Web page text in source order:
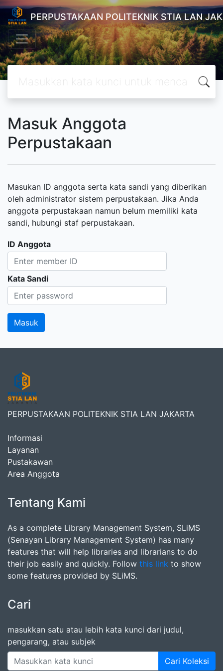
PERPUSTAKAAN POLITEKNIK STIA LAN
Masuk Anggota
Perpustakaan
Masukan ID anggota serta kata sandi yang diberikan
oleh administrator sistem perpustakaan. Jika Anda
anggota perpustakaan namun belum memiliki kata
sandi, hubungi staf perpustakaan.
ID Anggota
Kata Sandi
PERPUSTAKAAN POLITEKNIK STIA LAN JAKARTA
Informasi
Layanan
Pustakawan
Area Anggota
Tentang Kami
As a complete Library Management System, SLiMS
(Senayan Library Management System) has many
features that will help libraries and librarians to do
their job easily and quickly. Follow this link to show
some features provided by SLiMS.
Cari
masukkan satu atau lebih kata kunci dari judul,
pengarang, atau subjek
Cari Koleksi